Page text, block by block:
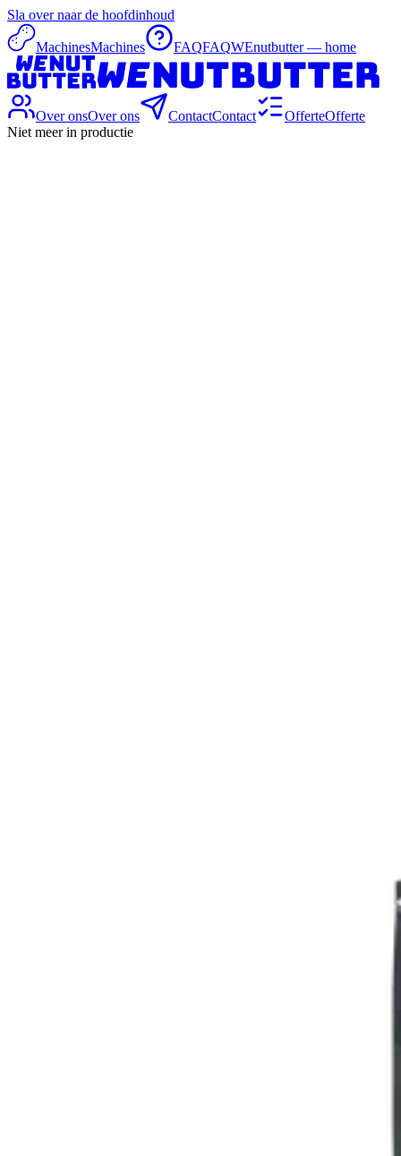
Sla over naar de hoofdinhoud
MachinesMachines FAQFAQWEnutbutter — home
Over onsOver ons ContactContact OfferteOfferte
Niet meer in productie